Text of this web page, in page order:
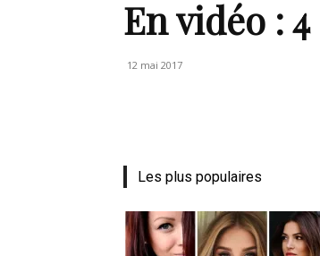
un
En vidéo :
12 mai 2017
Les plus populaires